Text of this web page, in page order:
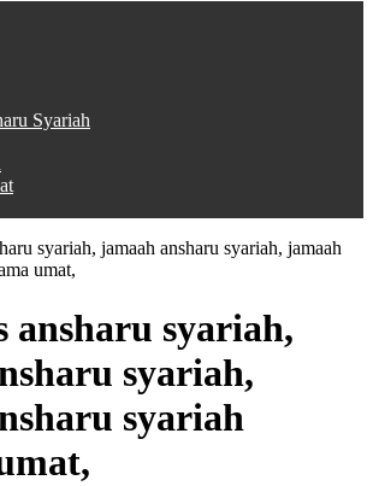
Syariah
syariah, jamaah ansharu syariah, jamaah
umat,
ansharu syariah,
syariah,
syariah